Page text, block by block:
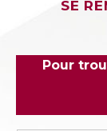
SE
Pour